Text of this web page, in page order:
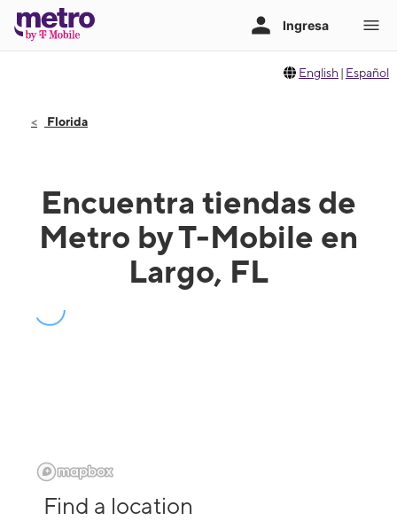
English | Español
Florida
Encuentra tiendas de
Metro by T-Mobile en
Largo, FL
Find a location